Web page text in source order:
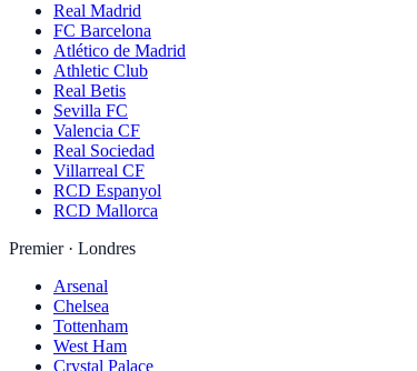
Real Madrid
FC Barcelona
Atlético de Madrid
Athletic Club
Real Betis
Sevilla FC
Valencia CF
Real Sociedad
Villarreal CF
RCD Espanyol
RCD Mallorca
Premier · Londres
Arsenal
Chelsea
Tottenham
West Ham
Crystal Palace